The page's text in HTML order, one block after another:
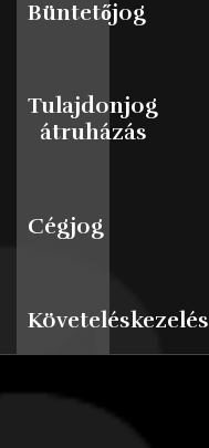
Büntetőjog
Tulajdonjog
átruházás
Cégjog
Követeléskezelés